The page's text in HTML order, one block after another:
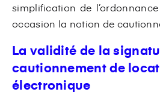
simplification de
occasion la notion de
La validité de la
cautionnement de
électronique